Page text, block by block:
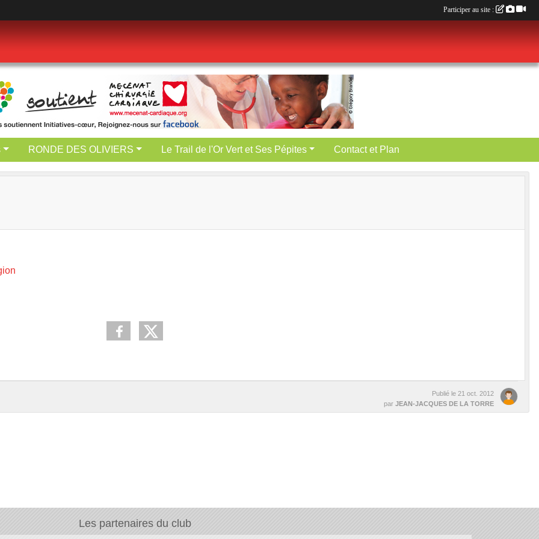
RONDE DES OLIVIERS Le Trail de l'Or Vert et Ses Pépites Contact et Plan
Publié le 21 oct. 2012
par JEAN-JACQUES DE LA TORRE
Les partenaires du club
Participer au site :